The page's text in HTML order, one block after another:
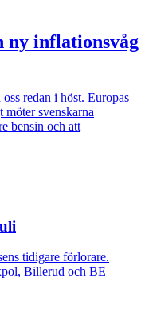
ny inflationsvåg
redan i höst. Europas
möter svenskarna
bensin och att
tidigare förlorare.
Billerud och BE